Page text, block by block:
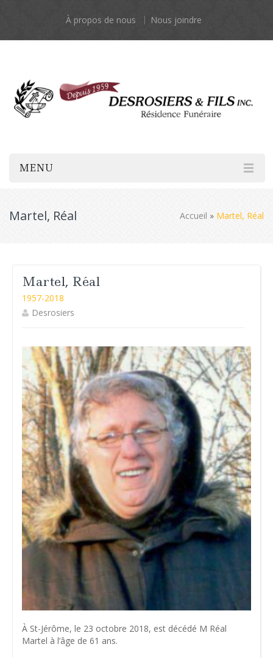
À propos de nous Nous joindre
MENU
Martel, Réal Accueil » Martel, Réal
Martel, Réal
1957-2018
Desrosiers
À St-Jérôme, le 23 octobre 2018, est décédé M Réal
Martel à l’âge de 61 ans.